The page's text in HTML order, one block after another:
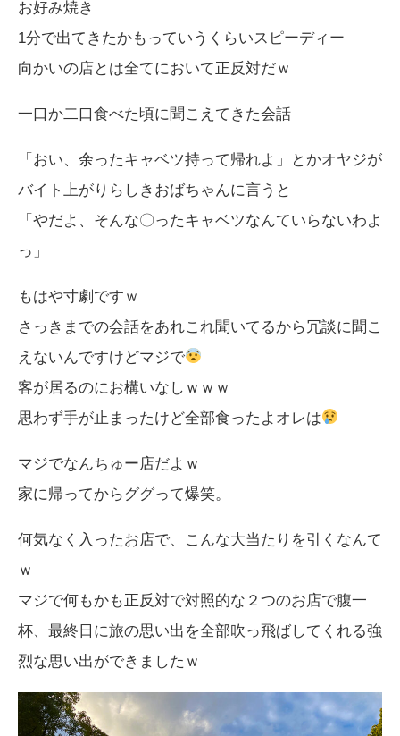
お好み焼き
1分で出てきたかもっていうくらいスピーディー
向かいの店とは全てにおいて正反対だｗ
一口か二口食べた頃に聞こえてきた会話
「おい、余ったキャベツ持って帰れよ」とかオヤジが
バイト上がりらしきおばちゃんに言うと
「やだよ、そんな〇ったキャベツなんていらないわよ
っ」
もはや寸劇ですｗ
さっきまでの会話をあれこれ聞いてるから冗談に聞こ
えないんですけどマジで
客が居るのにお構いなしｗｗｗ
思わず手が止まったけど全部食ったよオレは
マジでなんちゅー店だよｗ
家に帰ってからググって爆笑。
何気なく入ったお店で、こんな大当たりを引くなんて
ｗ
マジで何もかも正反対で対照的な２つのお店で腹一
杯、最終日に旅の思い出を全部吹っ飛ばしてくれる強
烈な思い出ができましたｗ